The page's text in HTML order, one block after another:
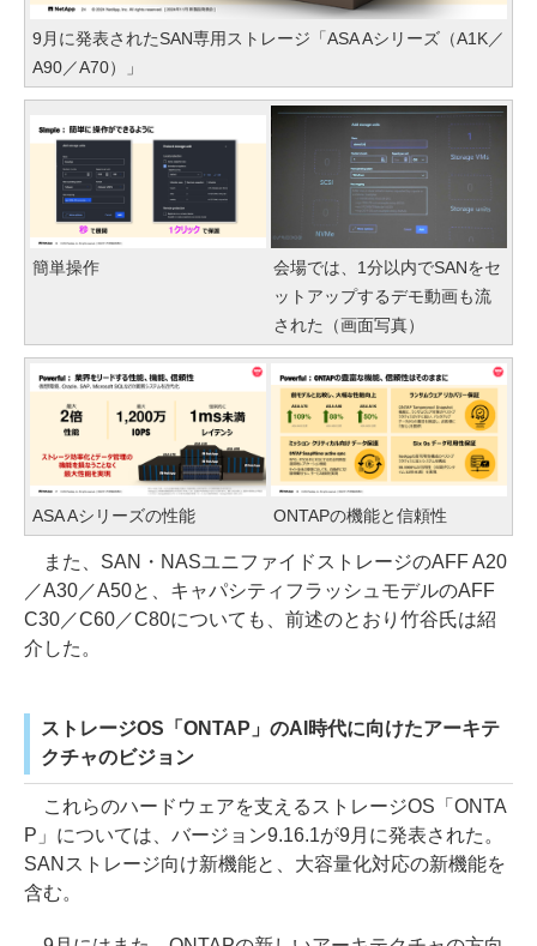
9月に発表されたSAN専用ストレージ「ASA Aシリーズ（A1K／
A90／A70）」
簡単操作
会場では、1分以内でSANをセ
ットアップするデモ動画も流
された（画面写真）
ASA Aシリーズの性能 ONTAPの機能と信頼性
また、SAN・NASユニファイドストレージのAFF A20
／A30／A50と、キャパシティフラッシュモデルのAFF
C30／C60／C80についても、前述のとおり竹谷氏は紹
介した。
ストレージOS「ONTAP」のAI時代に向けたアーキテ
クチャのビジョン
これらのハードウェアを支えるストレージOS「ONTA
P」については、バージョン9.16.1が9月に発表された。
SANストレージ向け新機能と、大容量化対応の新機能を
含む。